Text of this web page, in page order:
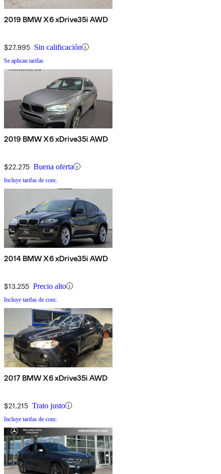
2019 BMW X6 xDrive35i AWD
$27,995 Sin calificación
Se aplican tarifas
2019 BMW X6 xDrive35i AWD
$22,275 Buena oferta
Incluye tarifas de conc.
2014 BMW X6 xDrive35i AWD
$13,255 Precio alto
Incluye tarifas de conc.
2017 BMW X6 xDrive35i AWD
$21,215 Trato justo
Incluye tarifas de conc.